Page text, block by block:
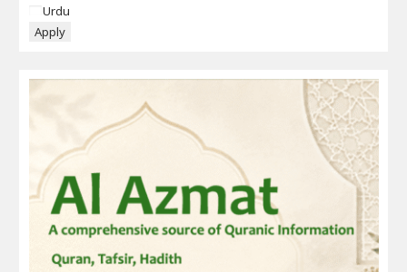
Language
Urdu
Apply